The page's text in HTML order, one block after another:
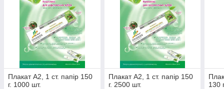
Плакат А2, 1 ст. папір 150
г. 1000 шт.
Плакат А2, 1 ст. папір 150
г. 2500 шт.
130